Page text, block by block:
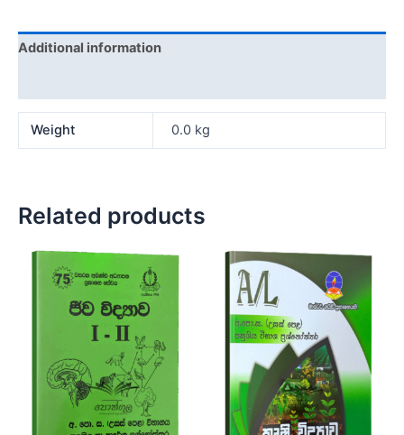
Additional information
Weight 0.0 kg
Related products